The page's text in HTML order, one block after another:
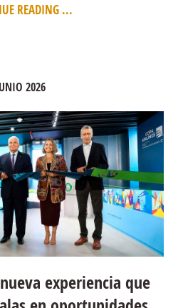
READING ...
2026
experiencia que